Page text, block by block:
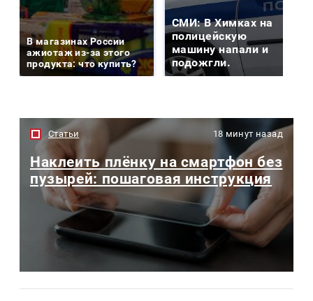
В магазинах России
ажиотаж из-за этого
продукта: что купить?
СМИ: В Химках на
полицейскую
машину напали и
подожгли.
Статьи 18 минут назад
Наклеить плёнку на смартфон без
пузырей: пошаговая инструкция